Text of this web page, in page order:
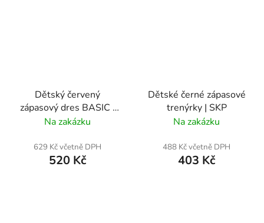
Dětský červený
zápasový dres BASIC |
SKP
Na zakázku
629 Kč včetně DPH
520 Kč
Dětské černé zápasové
trenýrky | SKP
Na zakázku
488 Kč včetně DPH
403 Kč